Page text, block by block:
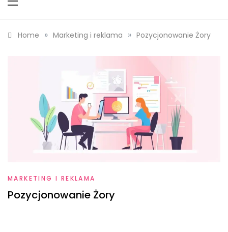
Home » Marketing i reklama » Pozycjonowanie Żory
MARKETING I REKLAMA
Pozycjonowanie Żory